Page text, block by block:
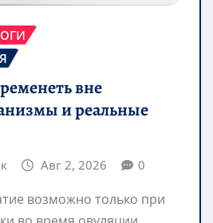
вне
и реальные
Авг 2, 2026 0
возможно только при